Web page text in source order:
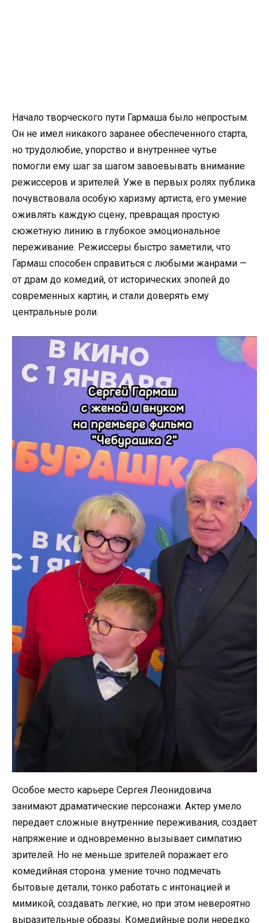
Начало творческого пути Гармаша было непростым.
Он не имел никакого заранее обеспеченного старта,
но трудолюбие, упорство и внутреннее чутье
помогли ему шаг за шагом завоевывать внимание
режиссеров и зрителей. Уже в первых ролях публика
почувствовала особую харизму артиста, его умение
оживлять каждую сцену, превращая простую
сюжетную линию в глубокое эмоциональное
переживание. Режиссеры быстро заметили, что
Гармаш способен справиться с любыми жанрами —
от драм до комедий, от исторических эпопей до
современных картин, и стали доверять ему
центральные роли.
Особое место карьере Сергея Леонидовича
занимают драматические персонажи. Актер умело
передает сложные внутренние переживания, создает
напряжение и одновременно вызывает симпатию
зрителей. Но не меньше зрителей поражает его
комедийная сторона: умение точно подмечать
бытовые детали, тонко работать с интонацией и
мимикой, создавать легкие, но при этом невероятно
выразительные образы. Комедийные роли нередко